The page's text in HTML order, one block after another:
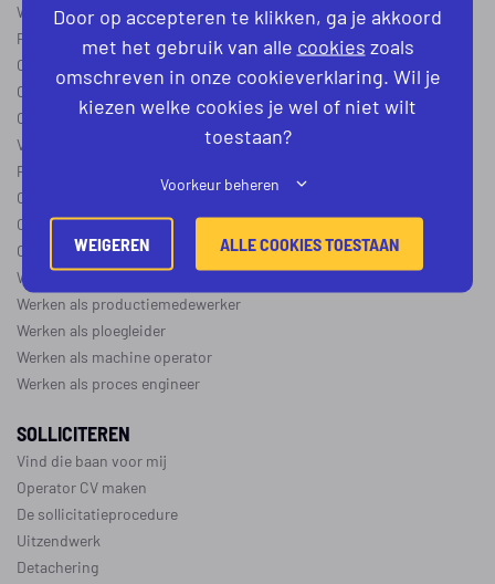
Werken als procesoperator
Procesoperator in de
chemie, voedingsindustrie, farmacie
Operator A
Operator B
Operator C
Verschil operator A, B en C
Procesoperator salaris
Operator opleidingen
–vapro
Over de maakindustrie
Over de procesindustrie
Werken als monteur
Werken als productiemedewerker
Werken als ploegleider
Werken als machine operator
Werken als proces engineer
SOLLICITEREN
Vind die baan voor mij
Operator CV maken
De sollicitatieprocedure
Uitzendwerk
Detachering
Door op accepteren te klikken, ga je akkoord
met het gebruik van alle cookies zoals
omschreven in onze cookieverklaring. Wil je
kiezen welke cookies je wel of niet wilt
toestaan?
Voorkeur beheren
WEIGEREN ALLE COOKIES TOESTAAN